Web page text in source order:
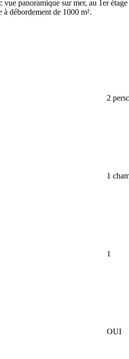
vue panoramique sur mer, au 1er
à débordement de 1000 m².
2
1
1
OUI